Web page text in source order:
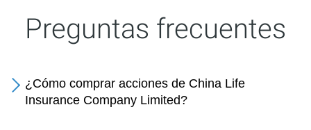
Preguntas frecuentes
¿Cómo comprar acciones de China Life
Insurance Company Limited?